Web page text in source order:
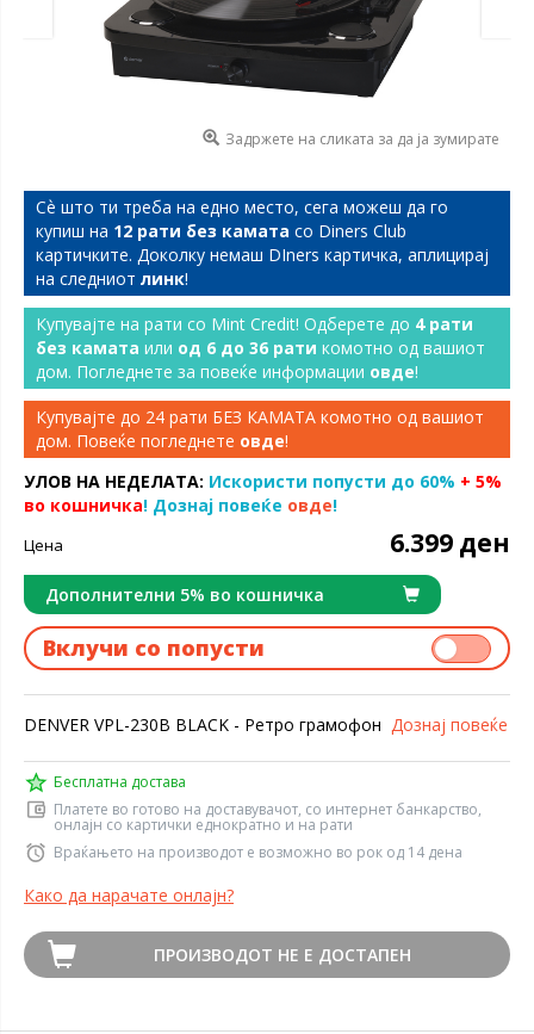
Задржете на сликата за да ја зумирате
Сѐ што ти треба на едно место, сега можеш да го
купиш на 12 рати без камата со Diners Club
картичките. Доколку немаш DIners картичка, аплицирај
на следниот линк!
Купувајте на рати со Mint Credit! Одберете до 4 рати
без камата или од 6 до 36 рати комотно од вашиот
дом. Погледнете за повеќе информации овде!
Купувајте до 24 рати БЕЗ КАМАТА комотно од вашиот
дом. Повеќе погледнете овде!
УЛОВ НА НЕДЕЛАТА: Искористи попусти до 60% + 5%
во кошничка! Дознај повеќе овде!
Цена 6.399 ден
Дополнителни 5% во кошничка
Вклучи со попусти
DENVER VPL-230B BLACK - Ретро грамофон Дознај повеќе
Бесплатна достава
Платете во готово на доставувачот, со интернет банкарство,
онлајн со картички еднократно и на рати
Враќањето на производот е возможно во рок од 14 дена
Како да нарачате онлајн?
ПРОИЗВОДОТ НЕ Е ДОСТАПЕН